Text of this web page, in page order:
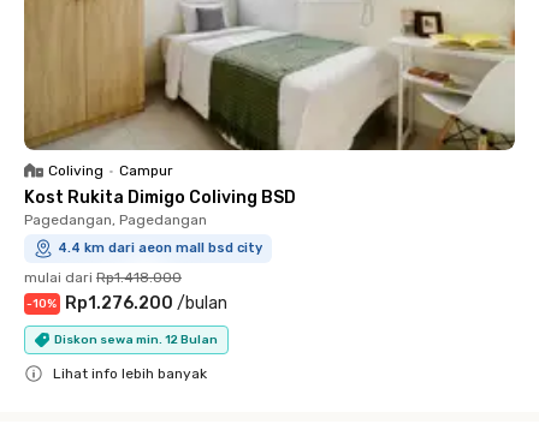
Coliving • Campur
Kost Rukita Dimigo Coliving BSD
Pagedangan, Pagedangan
4.4 km dari aeon mall bsd city
mulai dari Rp1.418.000
-10% Rp1.276.200 /bulan
Diskon sewa min. 12 Bulan
Lihat info lebih banyak